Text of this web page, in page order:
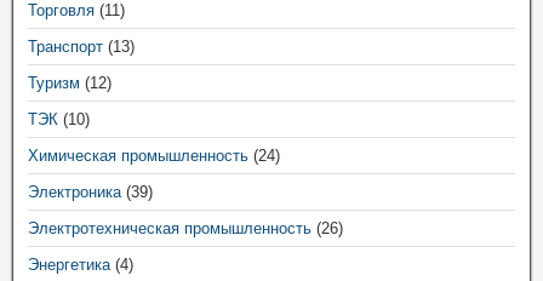
Торговля (11)
Транспорт (13)
Туризм (12)
ТЭК (10)
Химическая промышленность (24)
Электроника(39)
Электротехническая промышленность (26)
Энергетика(4)